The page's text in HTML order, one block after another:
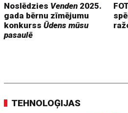
Noslēdzies Venden 2025.
gada bērnu zīmējumu
konkurssŪdens mūsu
pasaulē
TEHNOLOĢIJAS